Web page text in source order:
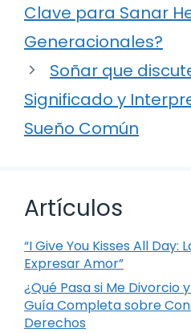
Clave para Sanar
Generacionales?
Soñar que
Significado y
Sueño Común
Artículos
“I Give You Kisses All Day:
Expresar Amor”
¿Qué Pasa si Me Divorcio
Guía Completa sobre
Derechos